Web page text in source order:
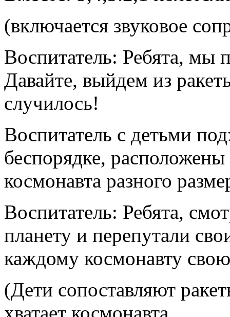
(включается звуковое
Воспитатель: Ребята, мы
Давайте, выйдем из
случилось!
Воспитатель с детьми
беспорядке, расположены
космонавта разного
Воспитатель: Ребята,
планету и перепутали
каждому космонавту свою
(Дети сопоставляют